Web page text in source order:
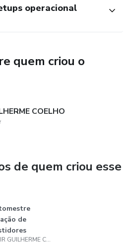
operacional
quem criou o
COELHO
de quem criou esse
de
DEVAIR GUILHERME COELHO